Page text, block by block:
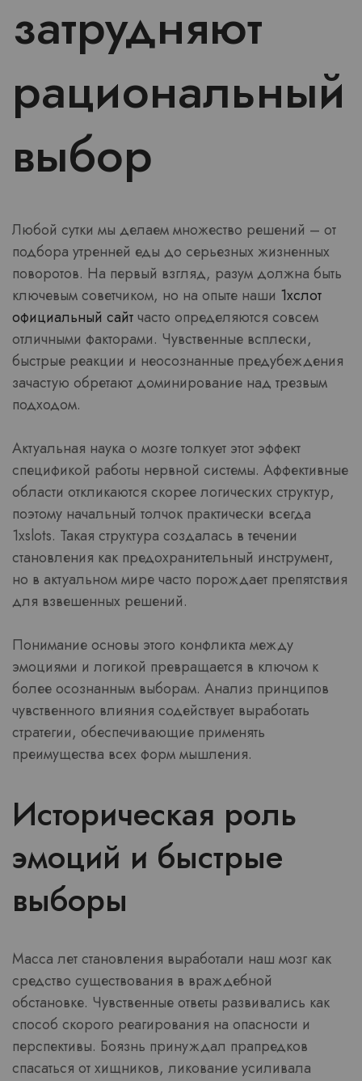
затрудняют
рациональный
выбор
Любой сутки мы делаем множество решений – от
подбора утренней еды до серьезных жизненных
поворотов. На первый взгляд, разум должна быть
ключевым советчиком, но на опыте наши 1хслот
официальный сайтчасто определяются совсем
отличными факторами. Чувственные всплески,
быстрые реакции и неосознанные предубеждения
зачастую обретают доминирование над трезвым
подходом.
Актуальная наука о мозге толкует этот эффект
спецификой работы нервной системы. Аффективные
области откликаются скорее логических структур,
поэтому начальный толчок практически всегда
1xslots. Такая структура создалась в течении
становления как предохранительный инструмент,
но в актуальном мире часто порождает препятствия
для взвешенных решений.
Понимание основы этого конфликта между
эмоциями и логикой превращается в ключом к
более осознанным выборам. Анализ принципов
чувственного влияния содействует выработать
стратегии, обеспечивающие применять
преимущества всех форм мышления.
Историческая роль
эмоций и быстрые
выборы
Масса лет становления выработали наш мозг как
средство существования в враждебной
обстановке. Чувственные ответы развивались как
способ скорого реагирования на опасности и
перспективы. Боязнь принуждал прапредков
спасаться от хищников, ликование усиливала